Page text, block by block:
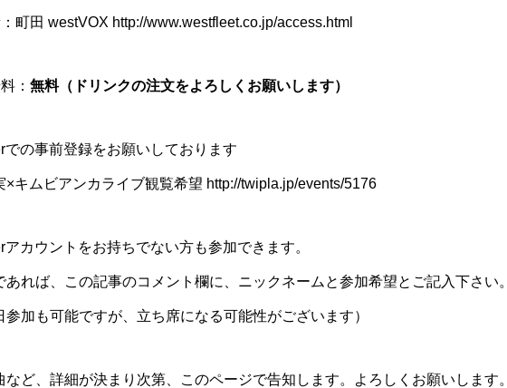
町田 westVOX http://www.westfleet.co.jp/access.html
： 無料（ドリンクの注文をよろしくお願いします）
での事前登録をお願いしております
×キムビアンカライブ観覧希望 http://twipla.jp/events/5176
アカウントをお持ちでない方も参加できます。
あれば、この記事のコメント欄に、ニックネームと参加希望とご記入下さい。
参加も可能ですが、立ち席になる可能性がございます）
など、詳細が決まり次第、このページで告知します。よろしくお願いします。